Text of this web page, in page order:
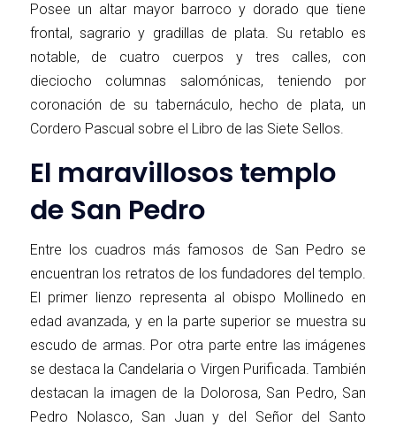
Posee un altar mayor barroco y dorado que tiene
frontal, sagrario y gradillas de plata. Su retablo es
notable, de cuatro cuerpos y tres calles, con
dieciocho columnas salomónicas, teniendo por
coronación de su tabernáculo, hecho de plata, un
Cordero Pascual sobre el Libro de las Siete Sellos.
El maravillosos templo
de San Pedro
Entre los cuadros más famosos de San Pedro se
encuentran los retratos de los fundadores del templo.
El primer lienzo representa al obispo Mollinedo en
edad avanzada, y en la parte superior se muestra su
escudo de armas. Por otra parte entre las imágenes
se destaca la Candelaria o Virgen Purificada. También
destacan la imagen de la Dolorosa, San Pedro, San
Pedro Nolasco, San Juan y del Señor del Santo